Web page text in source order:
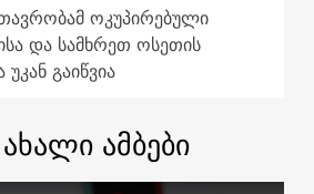
ოკუპირებული
და სამხრეთ ოსეთის
გაიწვია
ახალი ამბები